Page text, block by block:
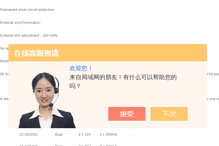
欢迎您！
来自局域网的朋友！有什么可以帮助您的
吗？
Permanent short circuit protection
External synchronisation
External trim adjustment : -20/+10%
No optocoupler for high reliability
RoHS process
Series of Industrial DC-DC Converters are designed for higher operating temperatures of -40 to +95°C with input ranges required for
are Isolated and can be referenced as positive or negative and connected in series or parallel. Maximum Output power from any one
INPUT # of Outputs Options
12-160VDC
12-160VDC Dual 2 x 12V 2 x 250mA -